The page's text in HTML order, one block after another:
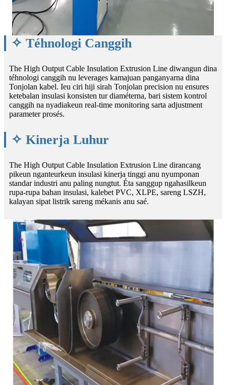
✧ Téhnologi Canggih
The High Output Cable Insulation Extrusion Line diwangun dina
téhnologi canggih nu leverages kamajuan panganyarna dina
Tonjolan kabel. Ieu ciri hiji sirah Tonjolan precision nu ensures
ketebalan insulasi konsisten tur diaméterna, bari sistem kontrol
canggih na nyadiakeun real-time monitoring sarta adjustment
parameter prosés.
✧ Kinerja Luhur
The High Output Cable Insulation Extrusion Line dirancang
pikeun nganteurkeun insulasi kinerja tinggi anu nyumponan
standar industri anu paling nungtut. Éta sanggup ngahasilkeun
rupa-rupa bahan insulasi, kalebet PVC, XLPE, sareng LSZH,
kalayan sipat listrik sareng mékanis anu saé.